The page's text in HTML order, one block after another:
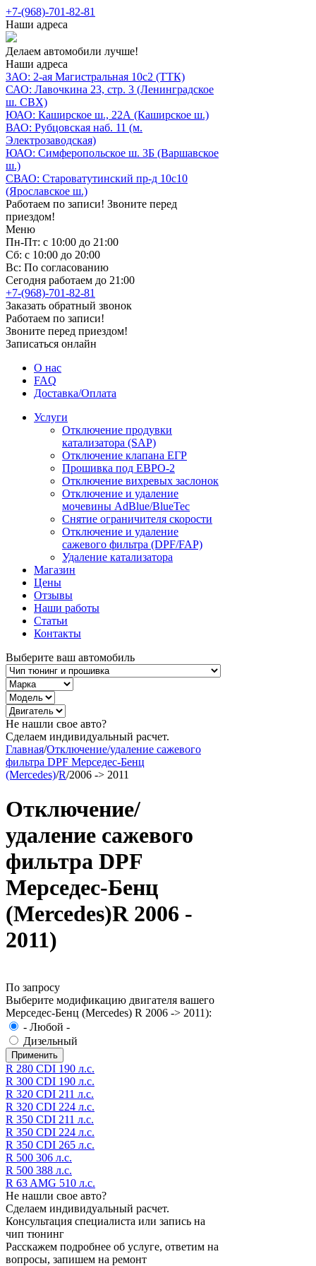
+7-(968)-701-82-81
Наши адреса
Делаем автомобили лучше!
Наши адреса
ЗАО: 2-ая Магистральная 10с2 (ТТК)
САО: Лавочкина 23, стр. 3 (Ленинградское
ш. СВХ)
ЮАО: Каширское ш., 22А (Каширское ш.)
ВАО: Рубцовская наб. 11 (м.
Электрозаводская)
ЮАО: Симферопольское ш. 3Б (Варшавское
ш.)
СВАО: Староватутинский пр-д 10с10
(Ярославское ш.)
Работаем по записи! Звоните перед
приездом!
Меню
Пн-Пт: с 10:00 до 21:00
Сб: с 10:00 до 20:00
Вс: По согласованию
Сегодня работаем до 21:00
+7-(968)-701-82-81
Заказать обратный звонок
Работаем по записи!
Звоните перед приездом!
Записаться онлайн
О нас
FAQ
Доставка/Оплата
Услуги
Отключение продувки
катализатора (SAP)
Отключение клапана ЕГР
Прошивка под ЕВРО-2
Отключение вихревых заслонок
Отключение и удаление
мочевины AdBlue/BlueTec
Снятие ограничителя скорости
Отключение и удаление
сажевого фильтра (DPF/FAP)
Удаление катализатора
Магазин
Цены
Отзывы
Наши работы
Статьи
Контакты
Выберите ваш автомобиль
Не нашли свое авто?
Сделаем индивидуальный расчет.
Главная/Отключение/удаление сажевого
фильтра DPF Мерседес-Бенц
(Mercedes)/R/2006 -> 2011
Отключение/
удаление сажевого
фильтра DPF
Мерседес-Бенц
(Mercedes)R 2006 -
2011)
По запросу
Выберите модификацию двигателя вашего
Мерседес-Бенц (Mercedes) R 2006 -> 2011):
- Любой -
Дизельный
R 280 CDI 190 л.с.
R 300 CDI 190 л.с.
R 320 CDI 211 л.с.
R 320 CDI 224 л.с.
R 350 CDI 211 л.с.
R 350 CDI 224 л.с.
R 350 CDI 265 л.с.
R 500 306 л.с.
R 500 388 л.с.
R 63 AMG 510 л.с.
Не нашли свое авто?
Сделаем индивидуальный расчет.
Консультация специалиста или запись на
чип тюнинг
Расскажем подробнее об услуге, ответим на
вопросы, запишем на ремонт